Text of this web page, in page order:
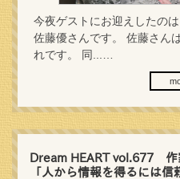
今夜ゲストにお迎えしたの
佐藤優さんです。 佐藤さん
れです。 同...…
Dream HEART vol.677
「人から情報を得るには信